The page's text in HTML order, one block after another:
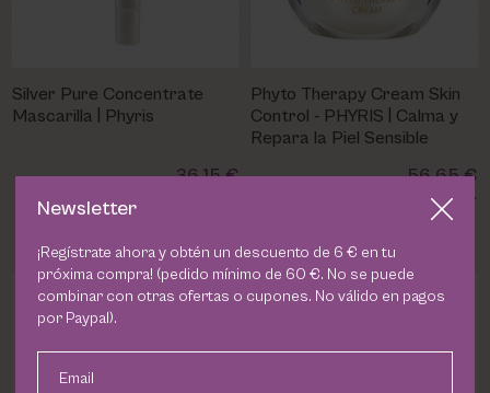
Silver Pure Concentrate
Mascarilla | Phyris
36,15 €
Phyto Therapy Cream Skin
Control - PHYRIS | Calma y
Repara la Piel Sensible
56,65 €
DESCRIPCION
crema Phyris Skin Control Couperose
Newsletter
¡Regístrate ahora y obtén un descuento de 6 € en tu
próxima compra! (pedido mínimo de 60 €. No se puede
combinar con otras ofertas o cupones. No válido en pagos
por Paypal).
Email